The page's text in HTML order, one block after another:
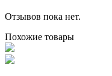
Отзывов пока нет.
Похожие товары